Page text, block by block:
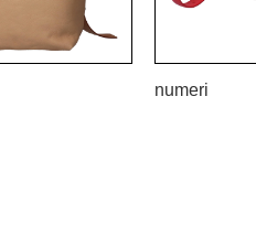
numeri